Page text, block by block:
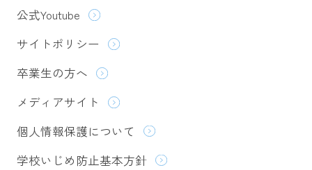
公式Youtube
サイトポリシー
卒業生の方へ
メディアサイト
個人情報保護について
学校いじめ防止基本方針